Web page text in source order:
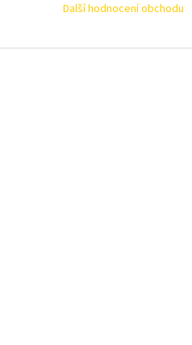
Další hodnocení obchodu